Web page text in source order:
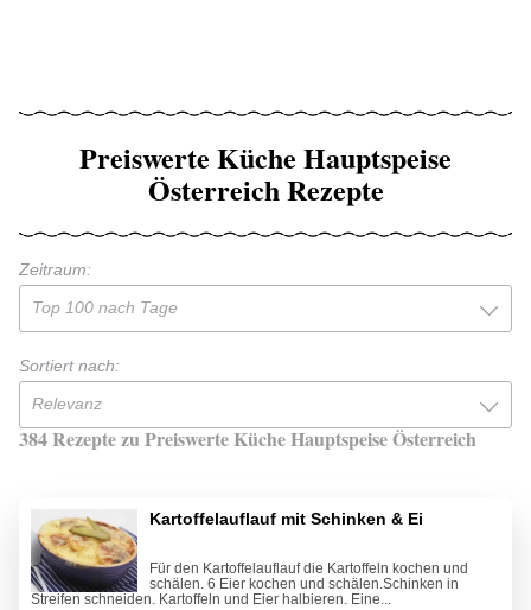
Preiswerte Küche Hauptspeise
Österreich Rezepte
Zeitraum:
Top 100 nach Tage
Sortiert nach:
Relevanz
384 Rezepte zu Preiswerte Küche Hauptspeise Österreich
Kartoffelauflauf mit Schinken & Ei
Für den Kartoffelauflauf die Kartoffeln kochen und
schälen. 6 Eier kochen und schälen.Schinken in
Streifen schneiden. Kartoffeln und Eier halbieren. Eine...